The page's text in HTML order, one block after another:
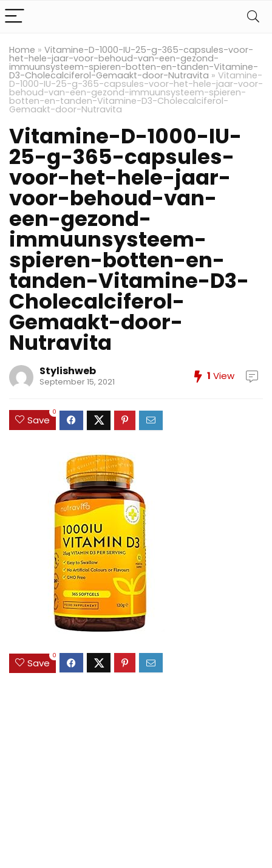
Home » Vitamine-D-1000-IU-25-g-365-capsules-voor-
het-hele-jaar-voor-behoud-van-een-gezond-
immuunsysteem-spieren-botten-en-tanden-Vitamine-
D3-Cholecalciferol-Gemaakt-door-Nutravita » Vitamine-
D-1000-IU-25-g-365-capsules-voor-het-hele-jaar-voor-
behoud-van-een-gezond-immuunsysteem-spieren-
botten-en-tanden-Vitamine-D3-Cholecalciferol-
Gemaakt-door-Nutravita
Vitamine-D-1000-IU-
25-g-365-capsules-
voor-het-hele-jaar-
voor-behoud-van-
een-gezond-
immuunsysteem-
spieren-botten-en-
tanden-Vitamine-D3-
Cholecalciferol-
Gemaakt-door-
Nutravita
Stylishweb
September 15, 2021 1 View
Save
0
Save
0